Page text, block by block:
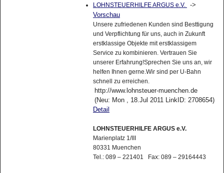
LOHNSTEUERHILFE ARGUS e.V.
->
Vorschau
Unsere zufriedenen Kunden sind Besttigung
und Verpflichtung für uns, auch in Zukunft
erstklassige Objekte mit erstklassigem
Service zu kombinieren. Vertrauen Sie
unserer Erfahrung!Sprechen Sie uns an, wir
helfen Ihnen gerne.Wir sind per U-Bahn
schnell zu erreichen.
http://www.lohnsteuer-muenchen.de
(Neu: Mon , 18.Jul 2011 LinkID: 2708654)
Detail
LOHNSTEUERHILFE ARGUS e.V.
Marienplatz 1/III
80331 Muenchen
Tel.: 089 – 221401 Fax: 089 – 29164443